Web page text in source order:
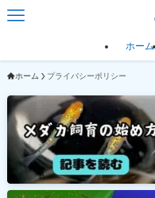
ホーム
ホーム プライバシーポリシー